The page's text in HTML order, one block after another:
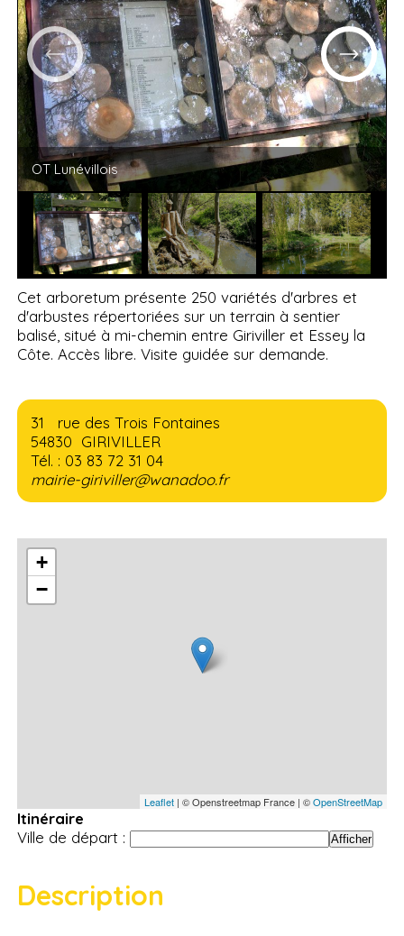
OT Lunévillois
Cet arboretum présente 250 variétés d'arbres et
d'arbustes répertoriées sur un terrain à sentier
balisé, situé à mi-chemin entre Giriviller et Essey la
Côte. Accès libre. Visite guidée sur demande.
31 rue des Trois Fontaines
54830 GIRIVILLER
Tél. : 03 83 72 31 04
mairie-giriviller@wanadoo.fr
+
−
Leaflet| © Openstreetmap France | ©OpenStreetMap
Itinéraire
Ville de départ :
Description